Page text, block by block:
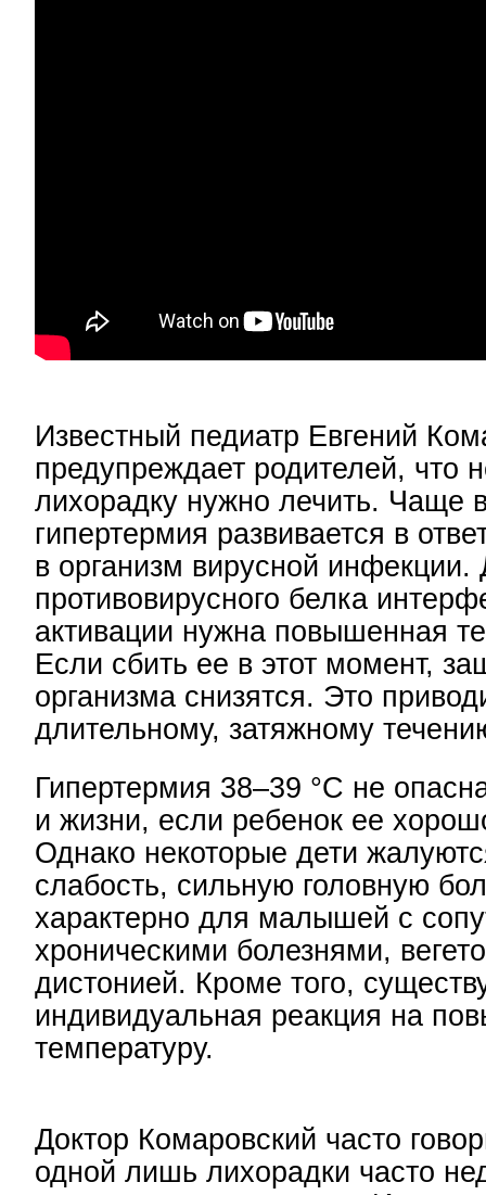
Известный педиатр Евгений
предупреждает родителей, что
лихорадку нужно лечить. Чаще
гипертермия развивается в
в организм вирусной инфекции.
противовирусного белка
активации нужна повышенная
Если сбить ее в этот момент,
организма снизятся. Это
длительному, затяжному
Гипертермия 38–39 °С не
и жизни, если ребенок ее
Однако некоторые дети
слабость, сильную головную
характерно для малышей с
хроническими болезнями,
дистонией. Кроме того,
индивидуальная реакция на
температуру.
Доктор Комаровский часто
одной лишь лихорадки часто